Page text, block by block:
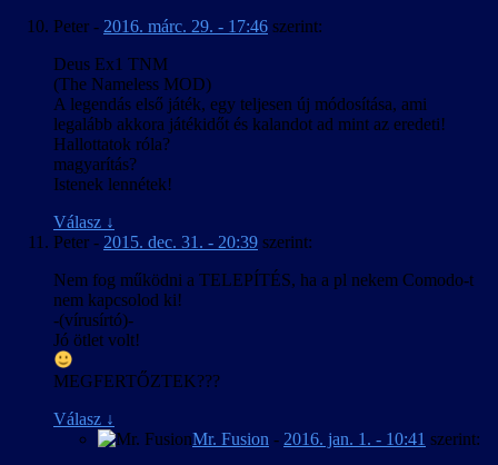
Peter - 2016. márc. 29. - 17:46 szerint:
Deus Ex1 TNM
(The Nameless MOD)
A legendás első játék, egy teljesen új módosítása, ami
legalább akkora játékidőt és kalandot ad mint az eredeti!
Hallottatok róla?
magyarítás?
Istenek lennétek!
Válasz ↓
Peter - 2015. dec. 31. - 20:39 szerint:
Nem fog működni a TELEPÍTÉS, ha a pl nekem Comodo-t
nem kapcsolod ki!
-(vírusírtó)-
Jó ötlet volt!
MEGFERTŐZTEK???
Válasz ↓
Mr. Fusion - 2016. jan. 1. - 10:41 szerint: